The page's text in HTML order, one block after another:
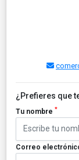
¿Prefieres que
Tu nombre *
Correo